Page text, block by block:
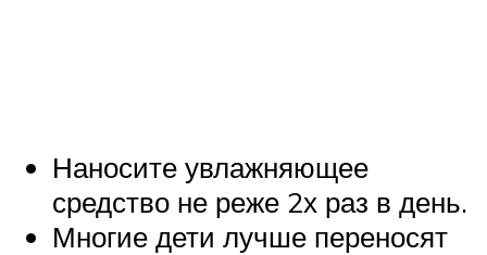
Наносите увлажняющее
средство не реже 2х раз в день.
Многие дети лучше переносят